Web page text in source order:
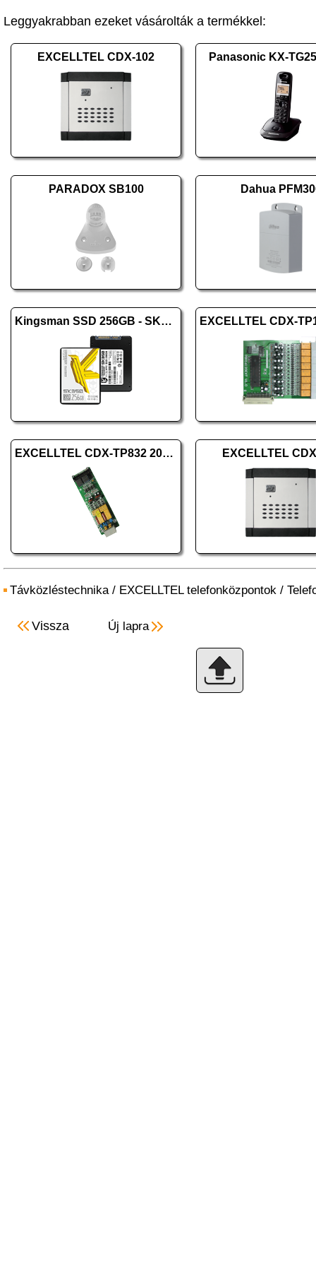
Leggyakrabban ezeket vásárolták a termékkel:
EXCELLTEL CDX-102 Panasonic KX-
PARADOX SB100 Dahua
Kingsman SSD 256GB - SK350
EXCELLTEL CDX-TP832 200 CO EXCELLTEL
Távközléstechnika/ EXCELLTEL telefonközpontok /
Vissza Új lapra